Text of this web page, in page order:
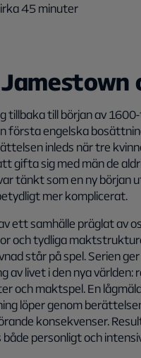
45 minuter
tillbaka till början av
första engelska
inleds när tre
gifta sig med män de
tänkt som en ny början
mer komplicerat.
ett samhälle präglat av
och tydliga
står på spel. Serien
av livet i den nya världen:
och maktspel. En
löper genom
konsekvenser.
både personligt och